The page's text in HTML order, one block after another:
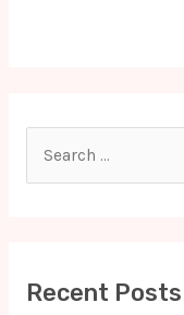
Recent Posts